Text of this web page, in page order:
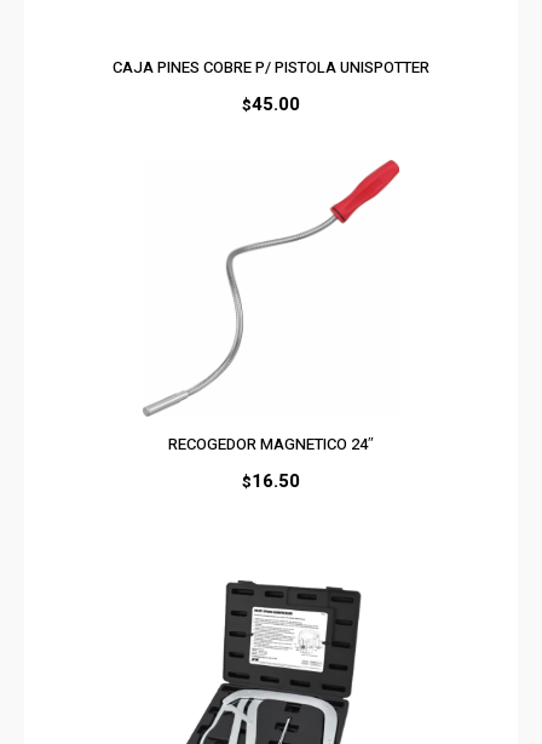
CAJA PINES COBRE P/ PISTOLA UNISPOTTER
$45.00
RECOGEDOR MAGNETICO 24″
$16.50